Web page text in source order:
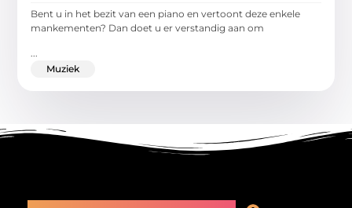
Bent u in het bezit van een piano en vertoont deze enkele
mankementen? Dan doet u er verstandig aan om
...
Muziek